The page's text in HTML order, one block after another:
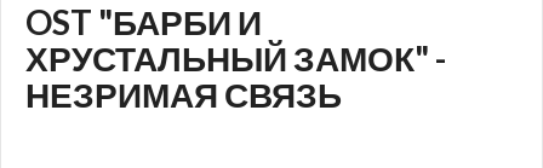
OST "БАРБИ И
ХРУСТАЛЬНЫЙ ЗАМОК" -
НЕЗРИМАЯ СВЯЗЬ